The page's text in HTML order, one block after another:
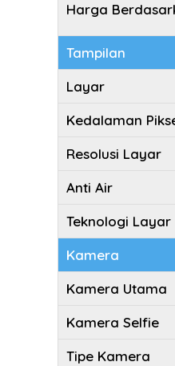
Harga
Tampilan
Layar
Kedalaman
Resolusi Layar
Anti Air
Teknologi Layar
Kamera
Kamera Utama
Kamera Selfie
Tipe Kamera